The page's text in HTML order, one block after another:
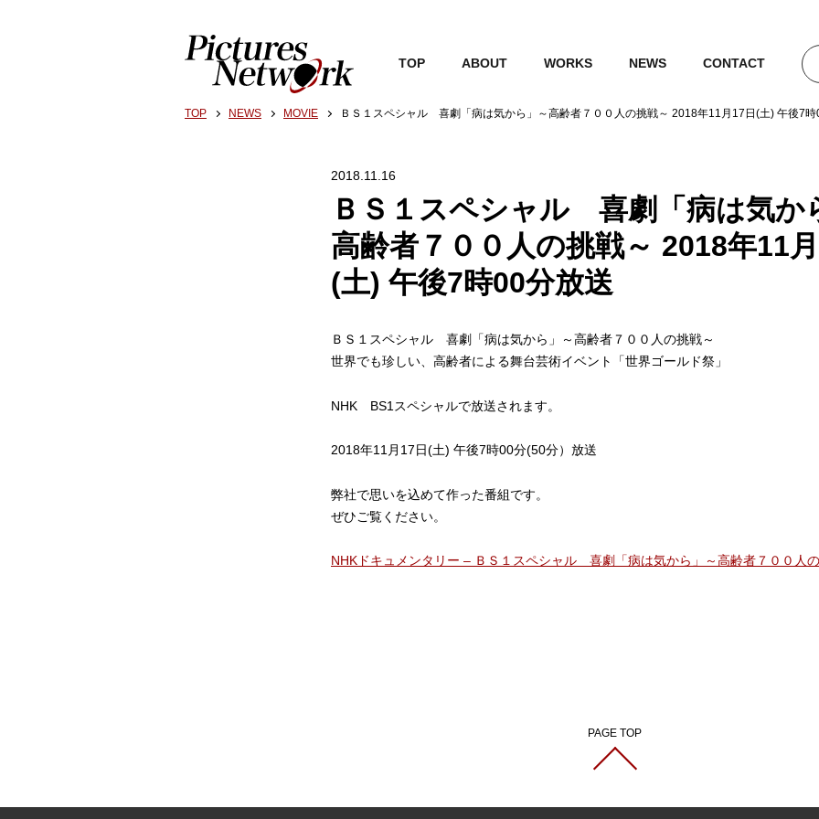
TOP ABOUT WORKS NEWS CONTACT
TOP NEWS MOVIE ＢＳ１スペシャル 喜劇「病は気から」～高齢者７００人の挑戦～ 2018年11月17日(土) 午後7時
2018.11.16
ＢＳ１スペシャル 喜劇「病は気か
高齢者７００人の挑戦～ 2018年11
(土) 午後7時00分放送
ＢＳ１スペシャル 喜劇「病は気から」～高齢者７００人の挑戦～
世界でも珍しい、高齢者による舞台芸術イベント「世界ゴールド祭」
NHK BS1スペシャルで放送されます。
2018年11月17日(土) 午後7時00分(50分）放送
弊社で思いを込めて作った番組です。
ぜひご覧ください。
NHKドキュメンタリー – ＢＳ１スペシャル 喜劇「病は気から」～高齢者７００人
PAGE TOP